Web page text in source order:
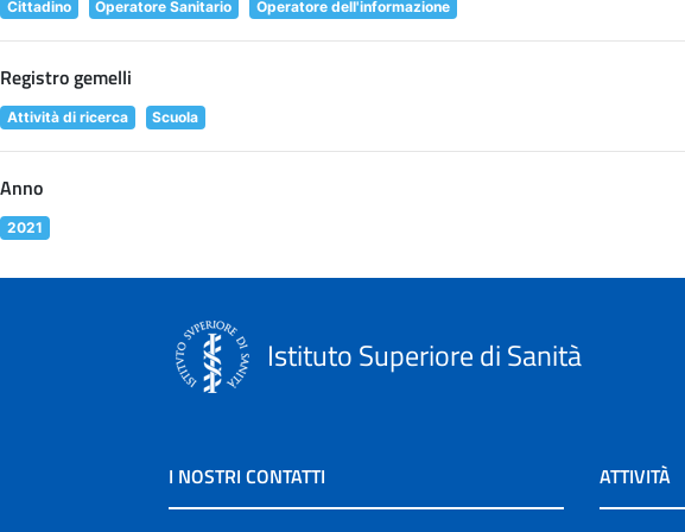
Cittadino Operatore Sanitario Operatore dell'informazione
Registro gemelli
Attività di ricerca Scuola
Anno
2021
Istituto Superiore di Sanità
I NOSTRI CONTATTI ATTIVITÀ